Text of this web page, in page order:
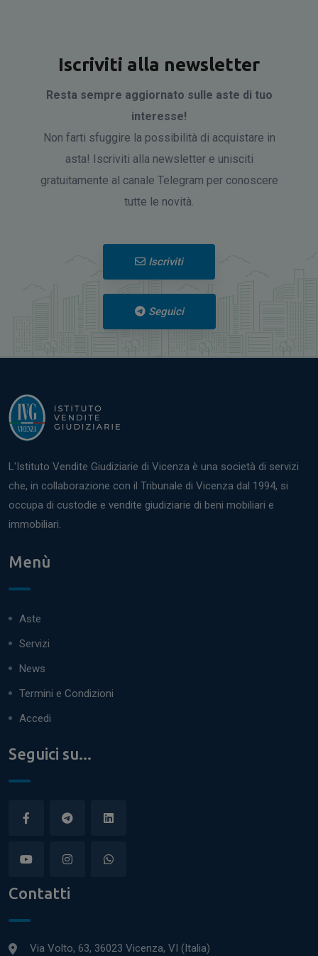
Iscriviti alla newsletter
Resta sempre aggiornato sulle aste di tuo
interesse!
Non farti sfuggire la possibilità di acquistare in
asta! Iscriviti alla newsletter e unisciti
gratuitamente al canale Telegram per conoscere
tutte le novità.
Iscriviti
Seguici
L'Istituto Vendite Giudiziarie di Vicenza è una società di servizi
che, in collaborazione con il Tribunale di Vicenza dal 1994, si
occupa di custodie e vendite giudiziarie di beni mobiliari e
immobiliari.
Menù
Aste
Servizi
News
Termini e Condizioni
Accedi
Seguici su...
Contatti
Via Volto, 63, 36023 Vicenza, VI (Italia)